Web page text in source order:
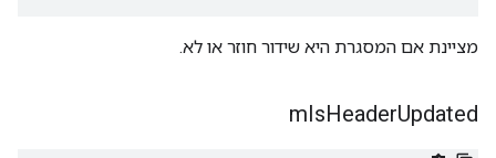
מציינת אם המסגרת היא שידור חוזר או לא.
mIsHeaderUpdated